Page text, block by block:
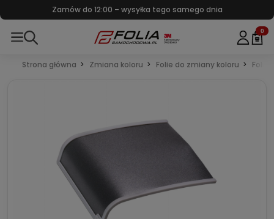
Zamów do 12:00 – wysyłka tego samego dnia
0
Strona główna Zmiana koloru Folie do zmiany koloru Folie